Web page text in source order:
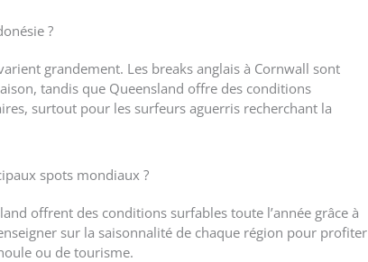
?
grandement. Les breaks anglais à Cornwall sont
tandis que Queensland offre des conditions
surtout pour les surfeurs aguerris recherchant la
spots mondiaux ?
offrent des conditions surfables toute l’année grâce à
sur la saisonnalité de chaque région pour profiter
ou de tourisme.